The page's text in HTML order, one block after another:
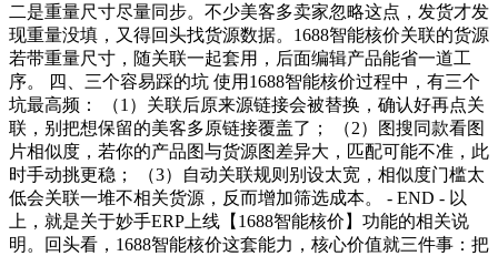
二是重量尺寸尽量同步。不少美客多卖家忽略这点，发货才发
现重量没填，又得回头找货源数据。1688智能核价关联的货源
若带重量尺寸，随关联一起套用，后面编辑产品能省一道工
序。 四、三个容易踩的坑 使用1688智能核价过程中，有三个
坑最高频： （1）关联后原来源链接会被替换，确认好再点关
联，别把想保留的美客多原链接覆盖了； （2）图搜同款看图
片相似度，若你的产品图与货源图差异大，匹配可能不准，此
时手动挑更稳； （3）自动关联规则别设太宽，相似度门槛太
低会关联一堆不相关货源，反而增加筛选成本。 - END - 以
上，就是关于妙手ERP上线【1688智能核价】功能的相关说
明。回头看，1688智能核价这套能力，核心价值就三件事：把